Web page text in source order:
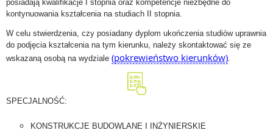
posiadają kwalifikacje I stopnia oraz kompetencje niezbędne do
kontynuowania kształcenia na studiach II stopnia.
W celu stwierdzenia, czy posiadany dyplom ukończenia studiów uprawnia
do podjęcia kształcenia na tym kierunku, należy skontaktować się ze
wskazaną osobą na wydziale (pokrewieństwo kierunków).
SPECJALNOŚĆ:
KONSTRUKCJE BUDOWLANE I INŻYNIERSKIE